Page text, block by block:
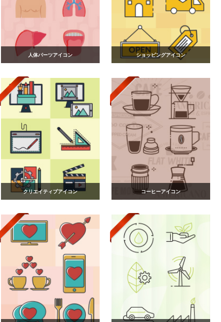
人体パーツアイコン ショッピングアイコン
クリエイティブアイコン コーヒーアイコン